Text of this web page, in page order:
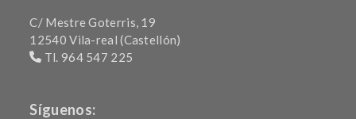
C/ Mestre Goterris, 19
12540 Vila-real (Castellón)
Tl. 964 547 225
Síguenos: